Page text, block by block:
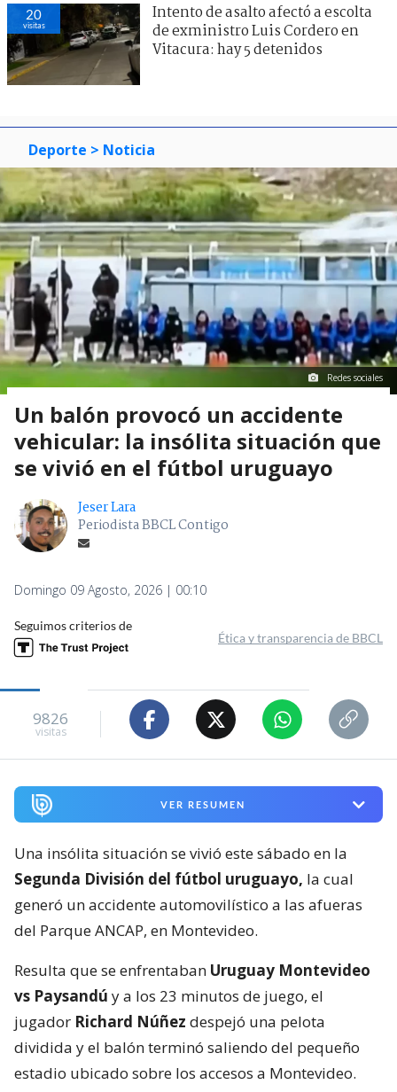
20
visitas
Intento de asalto afectó a escolta
de exministro Luis Cordero en
Vitacura: hay 5 detenidos
Deporte > Noticia
Redes sociales
Un balón provocó un accidente
vehicular: la insólita situación que
se vivió en el fútbol uruguayo
Jeser Lara
Periodista BBCL Contigo
Domingo 09 Agosto, 2026 | 00:10
Seguimos criterios de
Ética y transparencia de BBCL
9826
visitas
VER RESUMEN
Una insólita situación se vivió este sábado en la
Segunda División del fútbol uruguayo, la cual
generó un accidente automovilístico a las afueras
del Parque ANCAP, en Montevideo.
Resulta que se enfrentaban Uruguay Montevideo
vs Paysandú y a los 23 minutos de juego, el
jugador Richard Núñez despejó una pelota
dividida y el balón terminó saliendo del pequeño
estadio ubicado sobre los accesos a Montevideo.